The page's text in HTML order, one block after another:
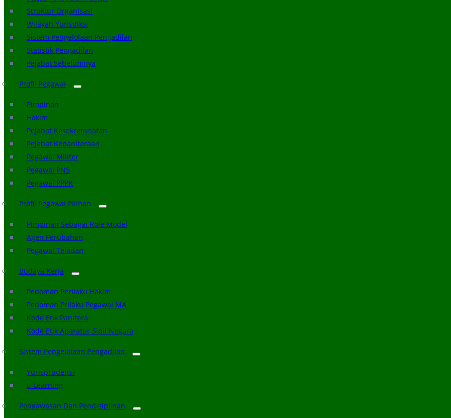
Struktur Organisasi
Wilayah Yurisdiksi
Sistem Pengelolaan Pengadilan
Statistik Pengadilan
Pejabat Sebelumnya
Profil Pegawai
Pimpinan
Hakim
Pejabat Kesekretariatan
Pejabat Kepaniteraan
Pegawai Militer
Pegawai PNS
Pegawai PPPK
Profil Pegawai Pilihan
Pimpinan Sebagai Role Model
Agen Perubahan
Pegawai Teladan
Budaya Kerja
Pedoman Perilaku Hakim
Pedoman Prilaku Pegawai MA
Kode Etik Panitera
Kode Etik Aparatur Sipil Negara
Sistem Pengelolaan Pengadilan
Yurisprudensi
E-Learning
Pengawasan Dan Pendisiplinan